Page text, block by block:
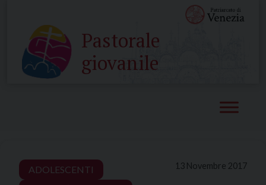
content
Pastorale
giovanile
13 Novembre 2017
ADOLESCENTI